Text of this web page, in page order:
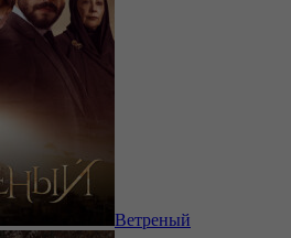
Ветреный